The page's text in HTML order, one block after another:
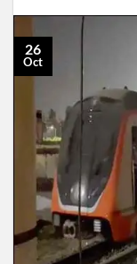
26
Oct